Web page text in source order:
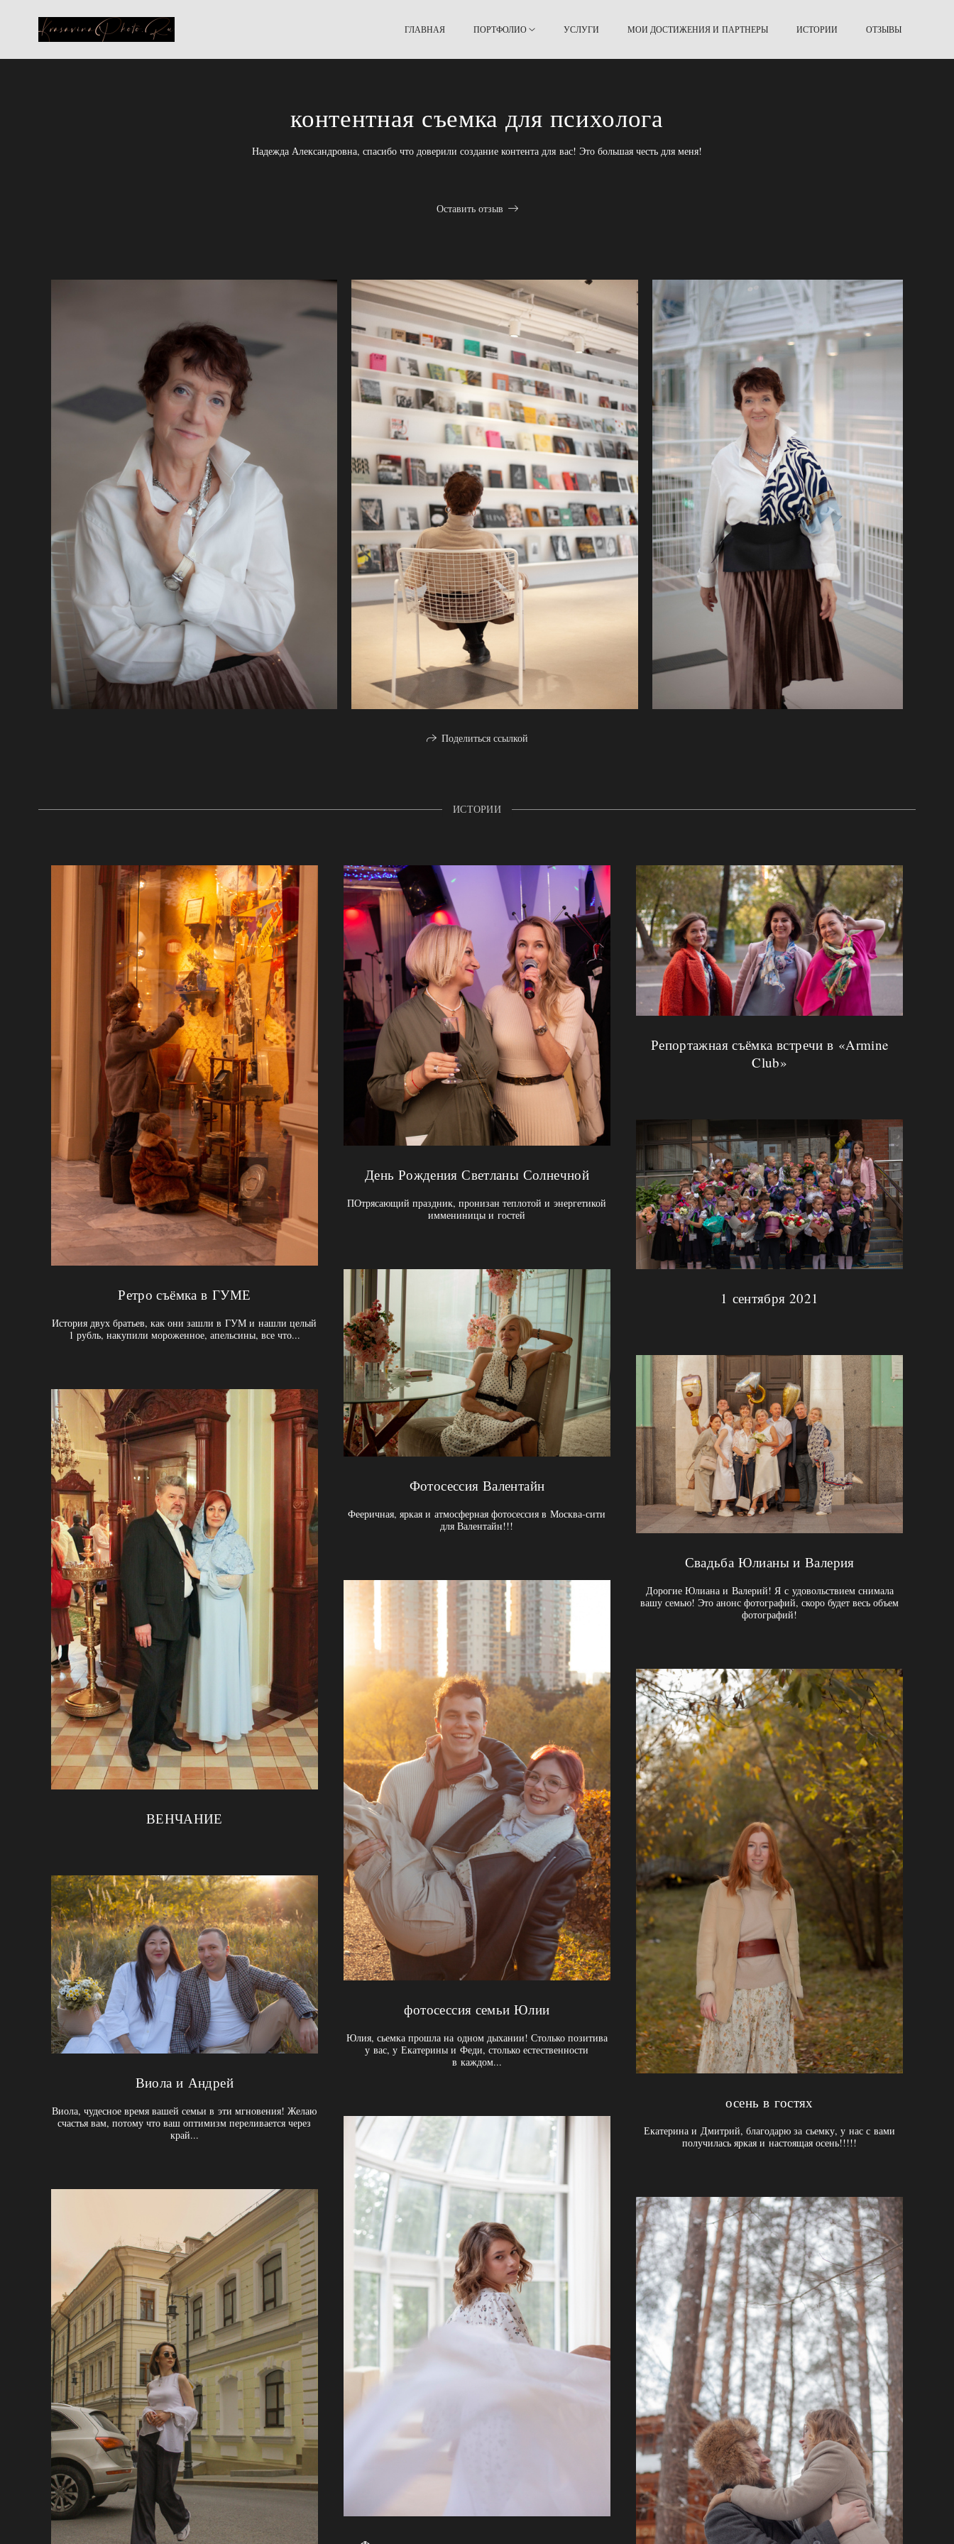
ГЛАВНАЯ ПОРТФОЛИО УСЛУГИ МОИ ДОСТИЖЕНИЯ И ПАРТНЕРЫ ИСТОРИИ ОТЗЫВЫ
контентная съемка для психолога
Надежда Александровна, спасибо что доверили создание контента для вас! Это большая честь для меня!
Оставить отзыв
Поделиться ссылкой
ИСТОРИИ
Ретро съёмка в ГУМЕ
История двух братьев, как они зашли в ГУМ и нашли целый
1 рубль, накупили мороженное, апельсины, все что...
День Рождения Светланы Солнечной
ПОтрясающий праздник, пронизан теплотой и энергетикой
иммениницы и гостей
Репортажная съёмка встречи в «Armine
Club»
1 сентября 2021
Фотосессия Валентайн
Фееричная, яркая и атмосферная фотосессия в Москва-сити
для Валентайн!!!
Свадьба Юлианы и Валерия
Дорогие Юлиана и Валерий! Я с удовольствием снимала
вашу семью! Это анонс фотографий, скоро будет весь объем
фотографий!
ВЕНЧАНИЕ
фотосессия семьи Юлии
Юлия, сьемка прошла на одном дыхании! Столько позитива
у вас, у Екатерины и Феди, столько естественности
в каждом...
осень в гостях
Екатерина и Дмитрий, благодарю за сьемку, у нас с вами
получилась яркая и настоящая осень!!!!!
Виола и Андрей
Виола, чудесное время вашей семьи в эти мгновения! Желаю
счастья вам, потому что ваш оптимизм переливается через
край...